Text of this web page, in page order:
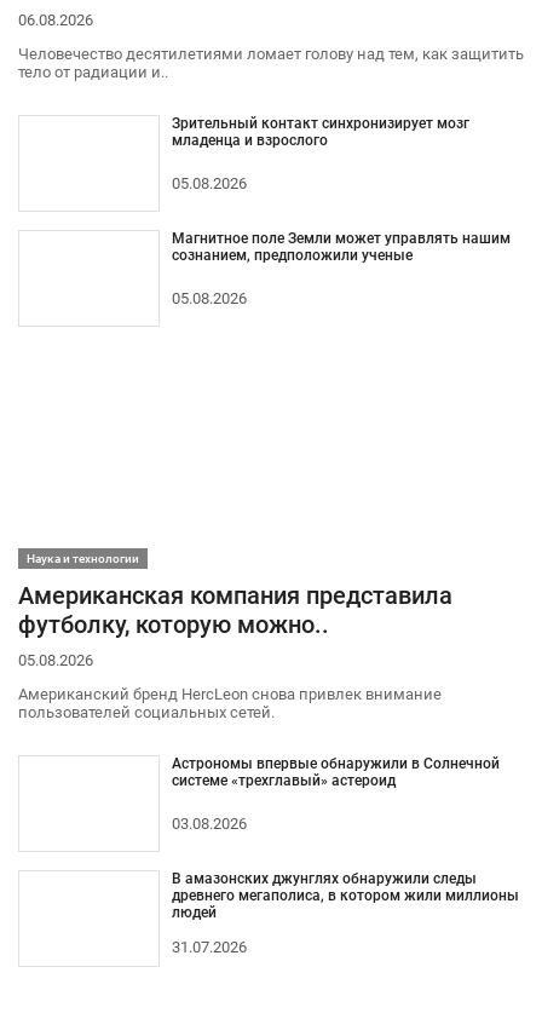
06.08.2026
Человечество десятилетиями ломает голову над тем, как защитить
тело от радиации и..
Зрительный контакт синхронизирует мозг
младенца и взрослого
05.08.2026
Магнитное поле Земли может управлять нашим
сознанием, предположили ученые
05.08.2026
Наука и технологии
Американская компания представила
футболку, которую можно..
05.08.2026
Американский бренд HercLeon снова привлек внимание
пользователей социальных сетей.
Астрономы впервые обнаружили в Солнечной
системе «трехглавый» астероид
03.08.2026
В амазонских джунглях обнаружили следы
древнего мегаполиса, в котором жили миллионы
людей
31.07.2026